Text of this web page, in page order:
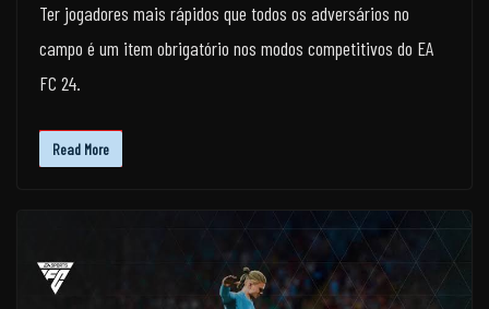
Ter jogadores mais rápidos que todos os adversários no
campo é um item obrigatório nos modos competitivos do EA
FC 24.
Read More